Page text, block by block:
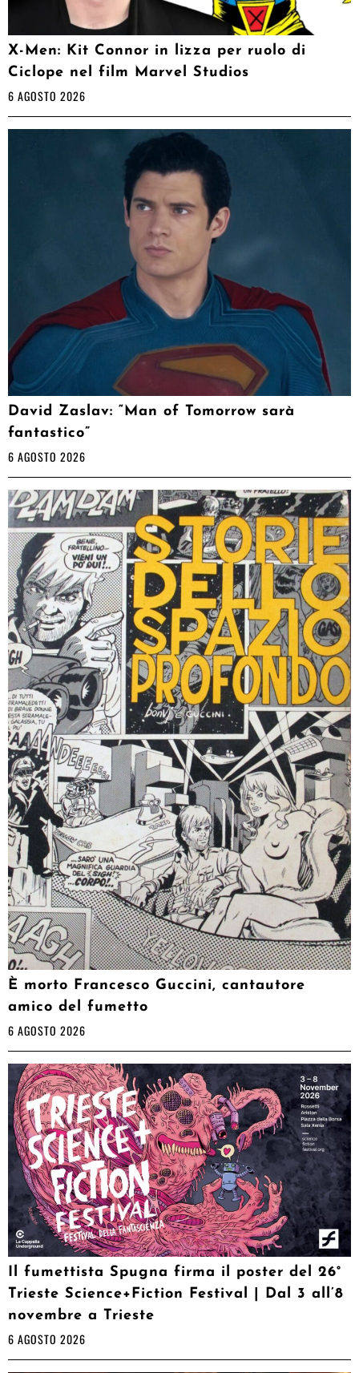
X-Men: Kit Connor in lizza per ruolo di
Ciclope nel film Marvel Studios
6 AGOSTO 2026
David Zaslav: “Man of Tomorrow sarà
fantastico”
6 AGOSTO 2026
È morto Francesco Guccini, cantautore
amico del fumetto
6 AGOSTO 2026
Il fumettista Spugna firma il poster del 26°
Trieste Science+Fiction Festival | Dal 3 all’8
novembre a Trieste
6 AGOSTO 2026